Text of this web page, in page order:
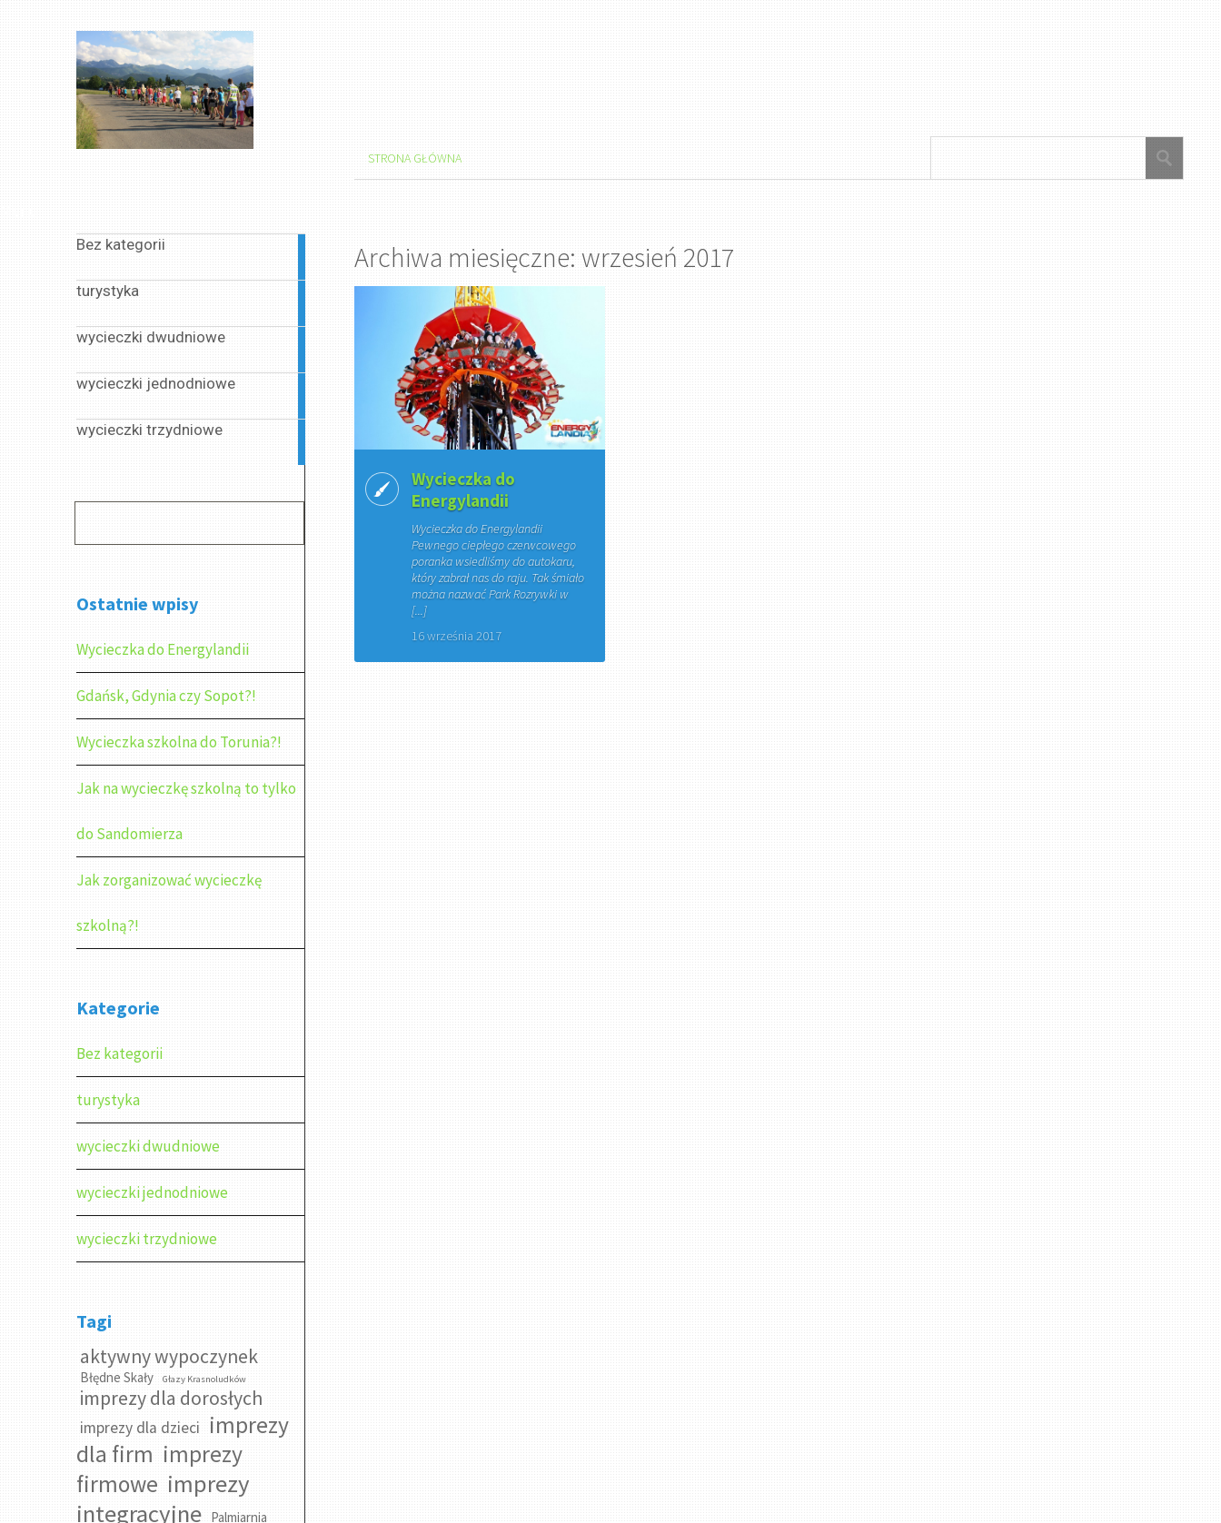
Bez kategorii
turystyka
wycieczki dwudniowe
wycieczki jednodniowe
wycieczki trzydniowe
Ostatnie wpisy
Wycieczka do Energylandii
Gdańsk, Gdynia czy Sopot?!
Wycieczka szkolna do Torunia?!
Jak na wycieczkę szkolną to tylko
do Sandomierza
Jak zorganizować wycieczkę
szkolną?!
Kategorie
Bez kategorii
turystyka
wycieczki dwudniowe
wycieczki jednodniowe
wycieczki trzydniowe
Tagi
aktywny wypoczynek
Błędne Skały Głazy Krasnoludków
imprezy dla dorosłych
imprezy dla dzieci imprezy
dla firm imprezy
firmowe imprezy
integracyjne Palmiarnia
STRONA GŁÓWNA
Archiwa miesięczne: wrzesień 2017
Wycieczka do
Energylandii
Wycieczka do Energylandii
Pewnego ciepłego czerwcowego
poranka wsiedliśmy do autokaru,
który zabrał nas do raju. Tak śmiało
można nazwać Park Rozrywki w
[...]
16 września 2017